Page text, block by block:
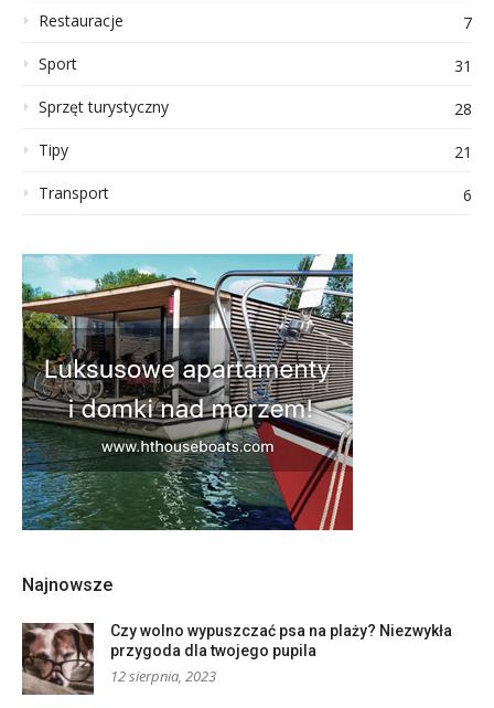
Restauracje
7
Sport
31
Sprzęt turystyczny
28
Tipy
21
Transport
6
Najnowsze
Czy wolno wypuszczać psa na plaży? Niezwykła
przygoda dla twojego pupila
12 sierpnia, 2023